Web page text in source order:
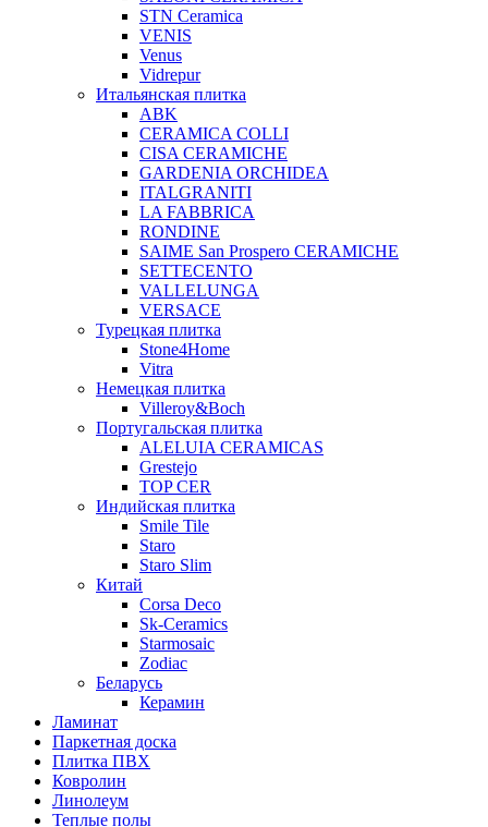
STN Ceramica
VENIS
Venus
Vidrepur
Итальянская плитка
ABK
CERAMICA COLLI
CISA CERAMICHE
GARDENIA ORCHIDEA
ITALGRANITI
LA FABBRICA
RONDINE
SAIME San Prospero CERAMICHE
SETTECENTO
VALLELUNGA
VERSACE
Турецкая плитка
Stone4Home
Vitra
Немецкая плитка
Villeroy&Boch
Португальская плитка
ALELUIA CERAMICAS
Grestejo
TOP CER
Индийская плитка
Smile Tile
Staro
Staro Slim
Китай
Corsa Deco
Sk-Ceramics
Starmosaic
Zodiac
Беларусь
Керамин
Ламинат
Паркетная доска
Плитка ПВХ
Ковролин
Линолеум
Теплые полы